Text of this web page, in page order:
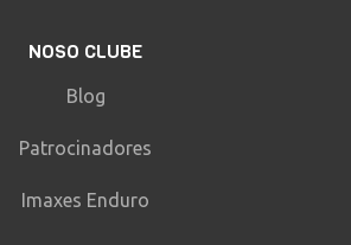
NOSO CLUBE
Blog
Patrocinadores
Imaxes Enduro